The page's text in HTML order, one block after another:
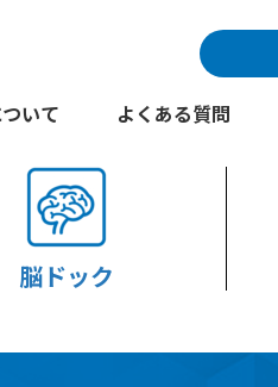
脳ドック
いて よくある質問